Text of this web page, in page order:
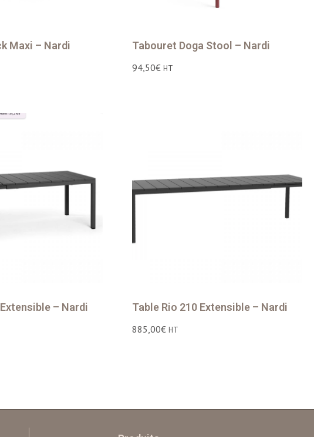
Maxi – Nardi Tabouret Doga Stool – Nardi
94,50€ HT
– Nardi Table Rio 210 Extensible – Nardi
885,00€ HT